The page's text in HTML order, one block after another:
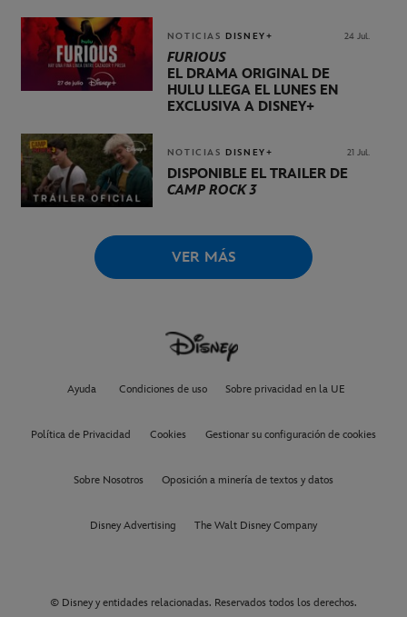
NOTICIAS DISNEY+ 24 Jul.
FURIOUS
EL DRAMA ORIGINAL DE
HULU LLEGA EL LUNES EN
EXCLUSIVA A DISNEY+
NOTICIAS DISNEY+ 21 Jul.
DISPONIBLE EL TRÁILER DE
CAMP ROCK 3
VER MÁS
Ayuda Condiciones de uso Sobre privacidad en la UE
Política de Privacidad Cookies Gestionar su configuración de cookies
Sobre Nosotros Oposición a minería de textos y datos
Disney Advertising The Walt Disney Company
© Disney y entidades relacionadas. Reservados todos los derechos.